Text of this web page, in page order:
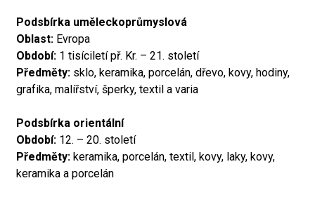
Podsbírka uměleckoprůmyslová
Oblast: Evropa
Období: 1 tisíciletí př. Kr. – 21. století
Předměty: sklo, keramika, porcelán, dřevo, kovy, hodiny,
grafika, malířství, šperky, textil a varia
Podsbírka orientální
Období: 12. – 20. století
Předměty: keramika, porcelán, textil, kovy, laky, kovy,
keramika a porcelán